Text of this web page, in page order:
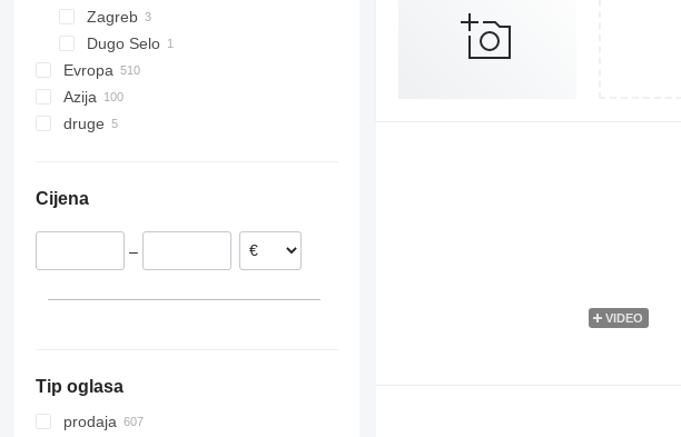
42120
Zagreb
Dugo Selo
Evropa
Nizozemska
Italija
Ujedinjeno Kraljevstvo
Austrija
Azija
Kina
Kazahstan
druge
Cijena
–
Tip oglasa
prodaja
VIDEO